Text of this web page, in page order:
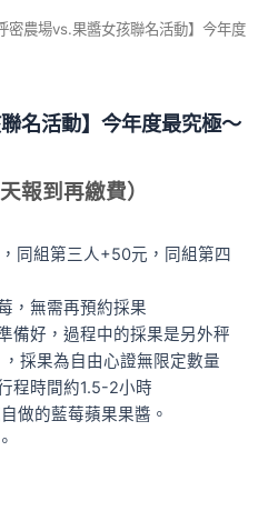
密農場vs.果醬女孩聯名活動】今年度
名活動】今年度最究極～
報到再繳費）
同組第三人+50元，同組第四
，無需再預約採果
備好，過程中的採果是另外秤
採果為自由心證無限定數量
程時間約1.5-2小時
做的藍莓蘋果果醬。